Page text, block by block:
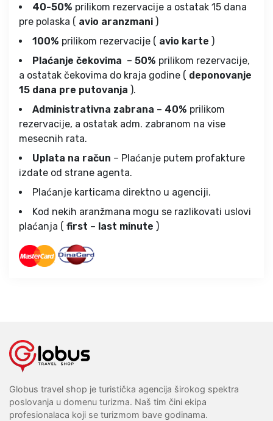
40-50% prilikom rezervacije a ostatak 15 dana
pre polaska ( avio aranzmani )
100% prilikom rezervacije ( avio karte )
Plaćanje čekovima – 50% prilikom rezervacije,
a ostatak čekovima do kraja godine ( deponovanje
15 dana pre putovanja ).
Administrativna zabrana – 40% prilikom
rezervacije, a ostatak adm. zabranom na vise
mesecnih rata.
Uplata na račun – Plaćanje putem profakture
izdate od strane agenta.
Plaćanje karticama direktno u agenciji.
Kod nekih aranžmana mogu se razlikovati uslovi
plaćanja ( first – last minute )
Globus travel shop je turistička agencija širokog spektra
poslovanja u domenu turizma. Naš tim čini ekipa
profesionalaca koji se turizmom bave godinama.